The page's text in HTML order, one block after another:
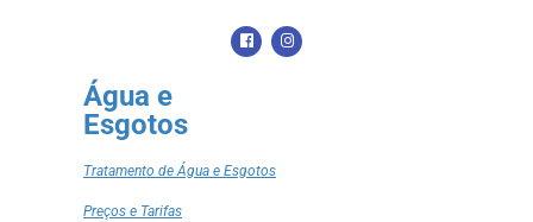
Água e
Esgotos
Tratamento de Água e Esgotos
Preços e Tarifas